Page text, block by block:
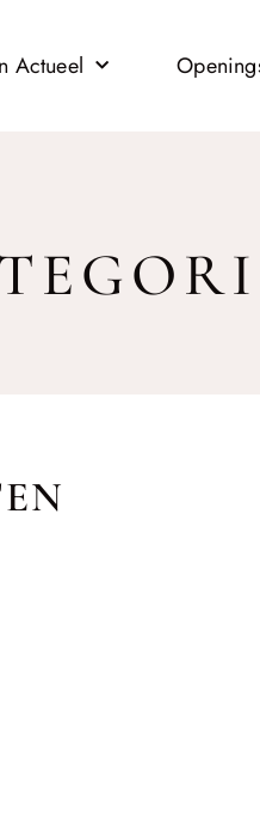
Actueel